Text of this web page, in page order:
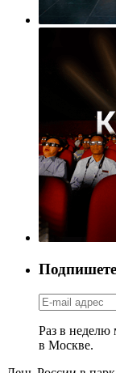
Раз в неделю
в Москве.